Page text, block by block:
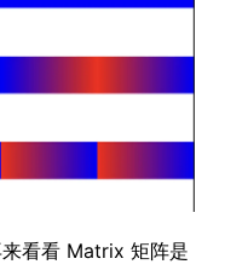
看看 Matrix 矩阵是